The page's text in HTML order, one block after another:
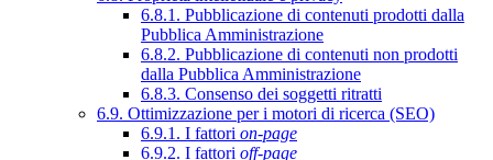
6.8.1. Pubblicazione di contenuti prodotti dalla
Pubblica Amministrazione
6.8.2. Pubblicazione di contenuti non prodotti
dalla Pubblica Amministrazione
6.8.3. Consenso dei soggetti ritratti
6.9. Ottimizzazione per i motori di ricerca (SEO)
6.9.1. I fattori on-page
6.9.2. I fattori off-page